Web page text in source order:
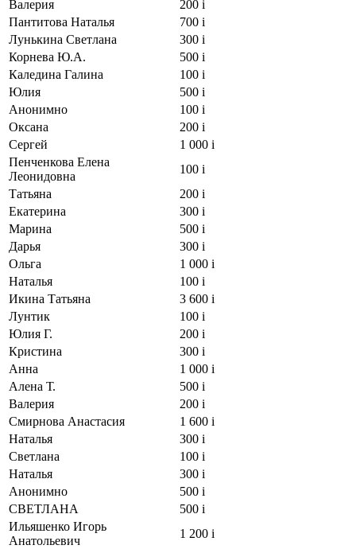
Валерия
200 i
Пантитова Наталья
700 i
Лунькина Светлана
300 i
Корнева Ю.А.
500 i
Каледина Галина
100 i
Юлия
500 i
Анонимно
100 i
Оксана
200 i
Сергей
1 000 i
Пенченкова Елена
Леонидовна
100 i
Татьяна
200 i
Екатерина
300 i
Марина
500 i
Дарья
300 i
Ольга
1 000 i
Наталья
100 i
Икина Татьяна
3 600 i
Лунтик
100 i
Юлия Г.
200 i
Кристина
300 i
Анна
1 000 i
Алена Т.
500 i
Валерия
200 i
Смирнова Анастасия
1 600 i
Наталья
300 i
Светлана
100 i
Наталья
300 i
Анонимно
500 i
СВЕТЛАНА
500 i
Ильяшенко Игорь
Анатольевич
1 200 i